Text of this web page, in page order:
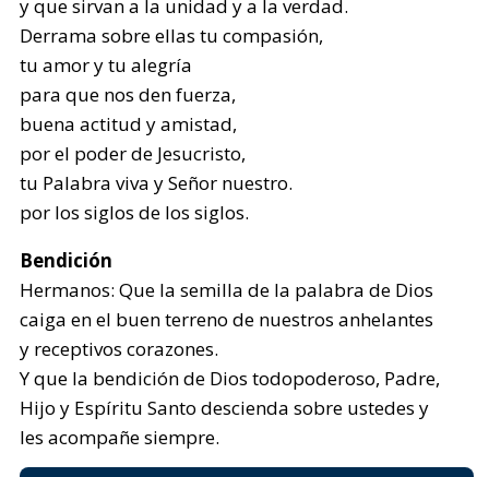
y que sirvan a la unidad y a la verdad.
Derrama sobre ellas tu compasión,
tu amor y tu alegría
para que nos den fuerza,
buena actitud y amistad,
por el poder de Jesucristo,
tu Palabra viva y Señor nuestro.
por los siglos de los siglos.
Bendición
Hermanos: Que la semilla de la palabra de Dios
caiga en el buen terreno de nuestros anhelantes
y receptivos corazones.
Y que la bendición de Dios todopoderoso, Padre,
Hijo y Espíritu Santo descienda sobre ustedes y
les acompañe siempre.